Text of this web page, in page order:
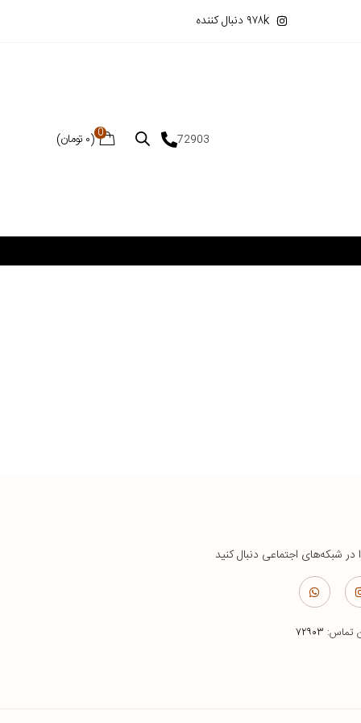
۹۷۸k دنبال کننده
72903
0
(۰ تومان)
در شبکه‌های اجتماعی دنبال کنید
تماس: ۷۲۹۰۳